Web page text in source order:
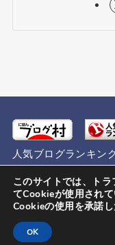
人気ブログランキン
運営者情報
このサイトでは、ト
てCookieが使用され
Cookieの使用を承諾し
OK